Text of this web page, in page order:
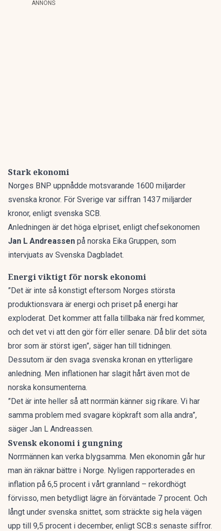
ANNONS
Stark ekonomi
Norges BNP uppnådde motsvarande 1600 miljarder
svenska kronor. För Sverige var siffran 1437 miljarder
kronor, enligt svenska SCB.
Anledningen är det höga elpriset, enligt chefsekonomen
Jan L Andreassen på norska Eika Gruppen, som
intervjuats av Svenska Dagbladet.
Energi viktigt för norsk ekonomi
”Det är inte så konstigt eftersom Norges största
produktionsvara är energi och priset på energi har
exploderat. Det kommer att falla tillbaka när fred kommer,
och det vet vi att den gör förr eller senare. Då blir det söta
bror som är störst igen”, säger han till tidningen.
Dessutom är den svaga svenska kronan en ytterligare
anledning. Men inflationen har slagit hårt även mot de
norska konsumenterna.
”Det är inte heller så att norrmän känner sig rikare. Vi har
samma problem med svagare köpkraft som alla andra”,
säger Jan L Andreassen.
Svensk ekonomi i gungning
Norrmännen kan verka blygsamma. Men ekonomin går hur
man än räknar bättre i Norge. Nyligen rapporterades en
inflation på 6,5 procent i vårt grannland – rekordhögt
förvisso, men betydligt lägre än förväntade 7 procent. Och
långt under svenska snittet, som sträckte sig hela vägen
upp till 9,5 procent i december, enligt SCB:s senaste siffror.